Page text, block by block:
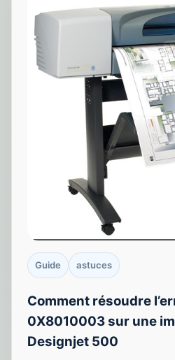
Guide astuces
Comment résoudre
0X8010003 sur une
Designjet 500